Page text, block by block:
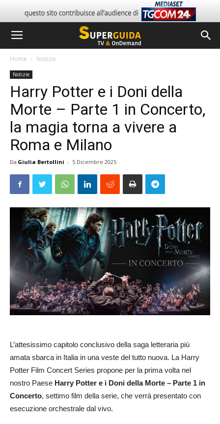
Home Notizie
Notizie
Harry Potter e i Doni della
Morte – Parte 1 in Concerto,
la magia torna a vivere a
Roma e Milano
Da Giulia Bertollini - 5 Dicembre 2025
L’attesissimo capitolo conclusivo della saga letteraria più
amata sbarca in Italia in una veste del tutto nuova. La Harry
Potter Film Concert Series propone per la prima volta nel
nostro Paese Harry Potter e i Doni della Morte – Parte 1 in
Concerto, settimo film della serie, che verrà presentato con
esecuzione orchestrale dal vivo.